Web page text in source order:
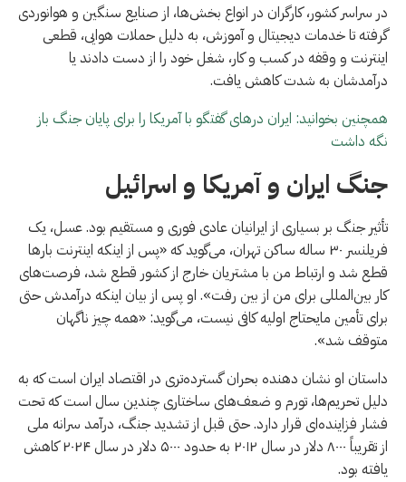
در سراسر کشور، کارگران در انواع بخش‌ها، از صنایع سنگین و هوانوردی
گرفته تا خدمات دیجیتال و آموزش، به دلیل حملات هوایی، قطعی
اینترنت و وقفه در کسب و کار، شغل خود را از دست دادند یا
درآمدشان به شدت کاهش یافت.
همچنین بخوانید: ایران درهای گفتگو با آمریکا را برای پایان جنگ باز
نگه داشت
جنگ ایران و آمریکا و اسرائیل
تأثیر جنگ بر بسیاری از ایرانیان عادی فوری و مستقیم بود. عسل، یک
فریلنسر ۳۰ ساله ساکن تهران، می‌گوید که «پس از اینکه اینترنت بارها
قطع شد و ارتباط من با مشتریان خارج از کشور قطع شد، فرصت‌های
کار بین‌المللی برای من از بین رفت». او پس از بیان اینکه درآمدش حتی
برای تأمین مایحتاج اولیه کافی نیست، می‌گوید: «همه چیز ناگهان
متوقف شد».
داستان او نشان دهنده بحران گسترده‌تری در اقتصاد ایران است که به
دلیل تحریم‌ها، تورم و ضعف‌های ساختاری چندین سال است که تحت
فشار فزاینده‌ای قرار دارد. حتی قبل از تشدید جنگ، درآمد سرانه ملی
از تقریباً ۸۰۰۰ دلار در سال ۲۰۱۲ به حدود ۵۰۰۰ دلار در سال ۲۰۲۴ کاهش
یافته بود.